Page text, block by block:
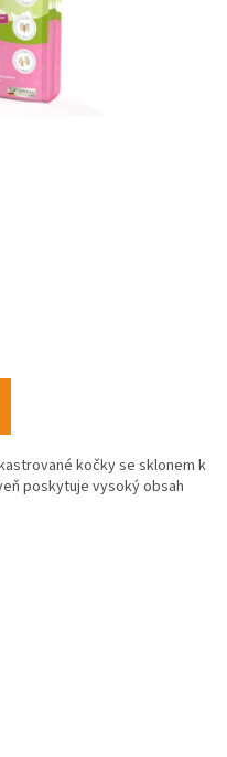
kočky se sklonem k
poskytuje vysoký obsah